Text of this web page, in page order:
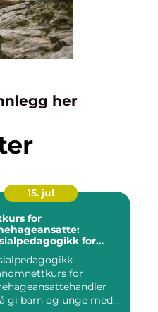
her
15. jul
for
for
for
gi barn og unge med